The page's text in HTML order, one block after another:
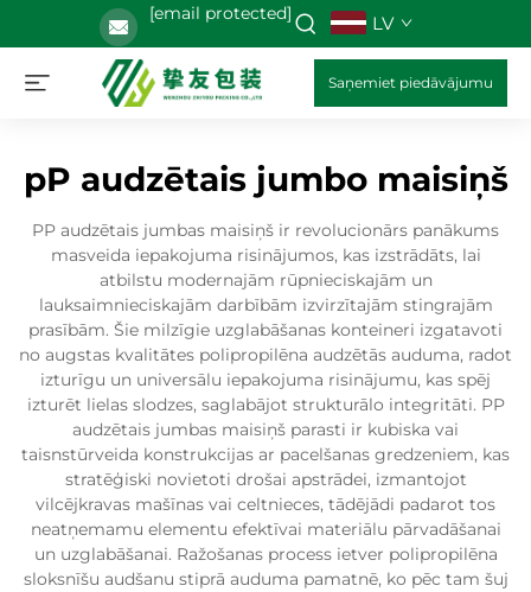
[email protected] LV
Saņemiet piedāvājumu
pP audzētais jumbo maisiņš
PP audzētais jumbas maisiņš ir revolucionārs panākums
masveida iepakojuma risinājumos, kas izstrādāts, lai
atbilstu modernajām rūpnieciskajām un
lauksaimnieciskajām darbībām izvirzītajām stingrajām
prasībām. Šie milzīgie uzglabāšanas konteineri izgatavoti
no augstas kvalitātes polipropilēna audzētās auduma, radot
izturīgu un universālu iepakojuma risinājumu, kas spēj
izturēt lielas slodzes, saglabājot strukturālo integritāti. PP
audzētais jumbas maisiņš parasti ir kubiska vai
taisnstūrveida konstrukcijas ar pacelšanas gredzeniem, kas
stratēģiski novietoti drošai apstrādei, izmantojot
vilcējkravas mašīnas vai celtnieces, tādējādi padarot tos
neatņemamu elementu efektīvai materiālu pārvadāšanai
un uzglabāšanai. Ražošanas process ietver polipropilēna
sloksnīšu audšanu stiprā auduma pamatnē, ko pēc tam šuj